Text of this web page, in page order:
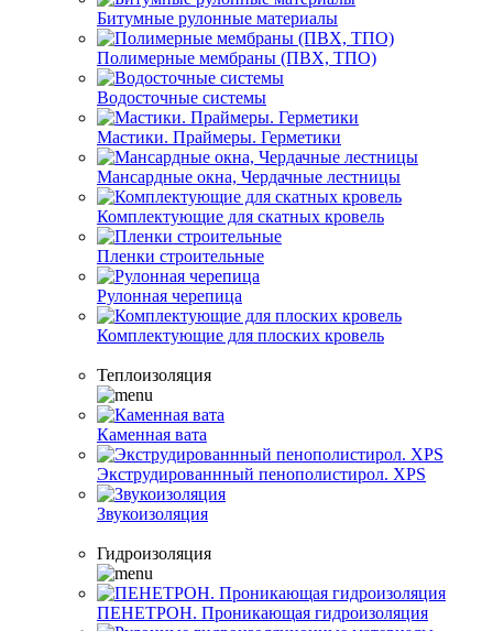
Битумные рулонные материалы
Полимерные мембраны (ПВХ, ТПО)
Водосточные системы
Мастики. Праймеры. Герметики
Мансардные окна, Чердачные лестницы
Комплектующие для скатных кровель
Пленки строительные
Рулонная черепица
Комплектующие для плоских кровель
Теплоизоляция
Каменная вата
Экструдированнный пенополистирол. XPS
Звукоизоляция
Гидроизоляция
ПЕНЕТРОН. Проникающая гидроизоляция